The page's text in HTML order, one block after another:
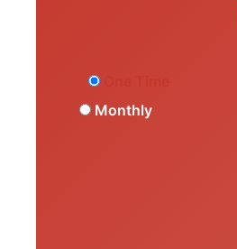
Monthly